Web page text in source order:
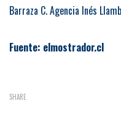
Barraza C. Agencia Inés
Fuente: elmostrador.cl
SHARE